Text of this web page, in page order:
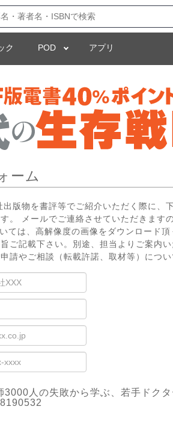
ク POD アプリ
ーム
版物を書評等でご紹介いただく際に
。 メールでご連絡させていただきます
は、高解像度の画像をダウンロード
ご記載下さい。別途、担当よりご案内い
請やご相談（転載許諾、取材等）につい
3000人の失敗から学ぶ、若手ドク